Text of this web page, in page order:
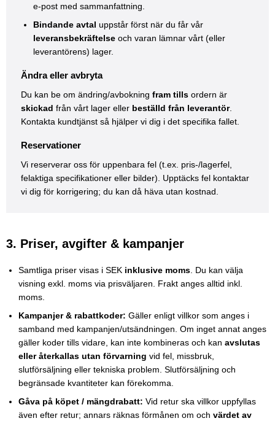
e-post med sammanfattning.
Bindande avtal uppstår först när du får vår
leveransbekräftelse och varan lämnar vårt (eller
leverantörens) lager.
Ändra eller avbryta
Du kan be om ändring/avbokning fram tills ordern är
skickad från vårt lager eller beställd från leverantör.
Kontakta kundtjänst så hjälper vi dig i det specifika fallet.
Reservationer
Vi reserverar oss för uppenbara fel (t.ex. pris-/lagerfel,
felaktiga specifikationer eller bilder). Upptäcks fel kontaktar
vi dig för korrigering; du kan då häva utan kostnad.
3. Priser, avgifter & kampanjer
Samtliga priser visas i SEK inklusive moms. Du kan välja
visning exkl. moms via prisväljaren. Frakt anges alltid inkl.
moms.
Kampanjer & rabattkoder: Gäller enligt villkor som anges i
samband med kampanjen/utsändningen. Om inget annat anges
gäller koder tills vidare, kan inte kombineras och kan avslutas
eller återkallas utan förvarning vid fel, missbruk,
slutförsäljning eller tekniska problem. Slutförsäljning och
begränsade kvantiteter kan förekomma.
Gåva på köpet / mängdrabatt: Vid retur ska villkor uppfyllas
även efter retur; annars räknas förmånen om och värdet av